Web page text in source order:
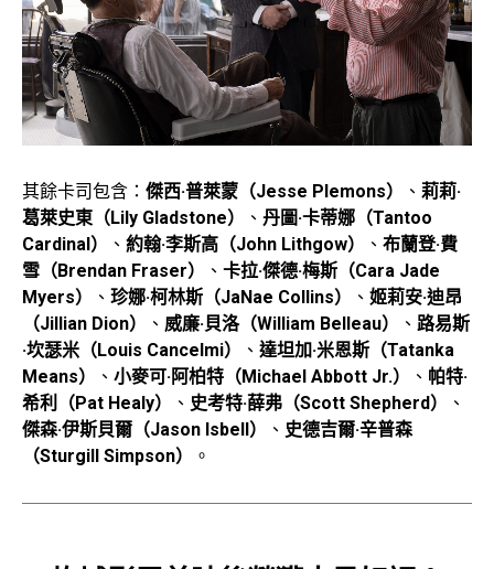
其餘卡司包含： 傑西·普萊蒙（Jesse Plemons） 、 莉莉·
葛萊史東（Lily Gladstone）
、 丹圖·卡蒂娜（Tantoo
Cardinal）
、 約翰·李斯高（John Lithgow） 、 布蘭登·費
雪（Brendan Fraser）
、 卡拉·傑德·梅斯（Cara Jade
Myers）
、 珍娜·柯林斯（JaNae Collins） 、 姬莉安·迪昂
（Jillian Dion）
、 威廉·貝洛（William Belleau） 、 路易斯
·坎瑟米（Louis Cancelmi）
、 達坦加·米恩斯（Tatanka
Means）
、 小麥可·阿柏特（Michael Abbott Jr.） 、 帕特·
希利（Pat Healy）
、 史考特·薛弗（Scott Shepherd）
、
傑森·伊斯貝爾（Jason Isbell）
、 史德吉爾·辛普森
（Sturgill Simpson）
。